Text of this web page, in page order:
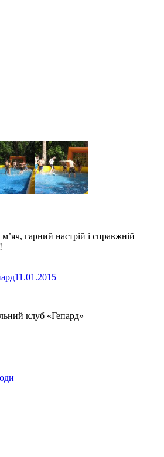
гарний настрій і справжній
11.01.2015
клуб «Гепард»